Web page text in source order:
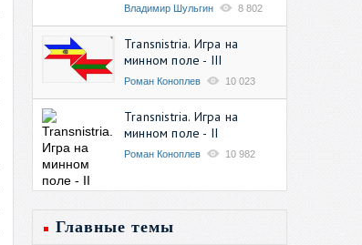
Владимир Шульгин 8 802
Transnistria. Игра на
минном поле - III
Роман Коноплев 10 023
Transnistria. Игра на
минном поле - II
Роман Коноплев 10 982
Главные темы